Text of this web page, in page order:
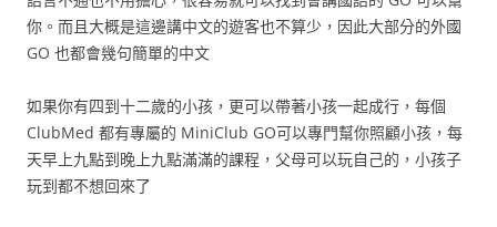
你。而且大概是這邊講中文的遊客也不算少，因此大部分的外國
GO 也都會幾句簡單的中文
如果你有四到十二歲的小孩，更可以帶著小孩一起成行，每個
ClubMed 都有專屬的 MiniClub GO可以專門幫你照顧小孩，每
天早上九點到晚上九點滿滿的課程，父母可以玩自己的，小孩子
玩到都不想回來了